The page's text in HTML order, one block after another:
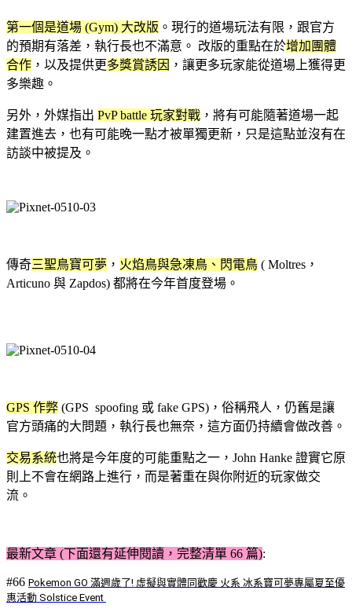
第一個是道場 (Gym) 大改版 。 現行的道場玩法有限，跟官方
的預期有落差，執行長也不滿意。 改版的重點在於增加團體
合作 ，以及提供更多獎賞誘因 ，讓更多玩家能從道場上獲得更
多樂趣。
另外，外媒指出 PvP battle 玩家對戰 ，將有可能隨著道場一起
建置進去，也有可能晚一點才被單獨更新，只是這點並沒有在
訪談中被提及。
傳奇三聖鳥寶可夢 ， 火焰鳥與急凍鳥、閃電鳥 ( Moltres，
Articuno 與 Zapdos) 都將在今年首度登場。
GPS 作弊 (GPS spoofing 或 fake GPS)，俗稱飛人，仍舊是讓
官方頭痛的大問題，執行長也無奈，這方面仍持續會做改善。
交易系統也將是今年度的可能重點之一，John Hanke 證實它原
則上不會在網路上進行，而是著重在與你附近的玩家做交
流。
最新文章 (下面還有延伸閱讀，完整清單 66 篇):
#66 Pokemon GO 滿週歲了! 虛擬與實體同歡慶 火系 冰系寶可夢專屬夏至優
惠活動 Solstice Event